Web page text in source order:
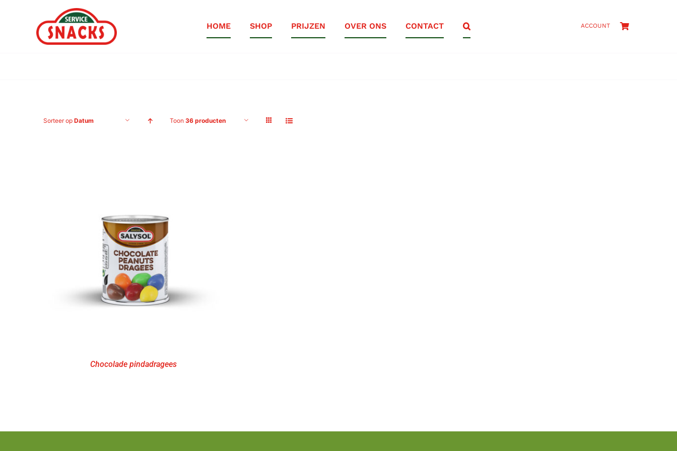
HOME SHOP PRIJZEN OVER ONS CONTACT ACCOUNT
Sorteer op Datum Toon 36 producten
Chocolade pindadragees